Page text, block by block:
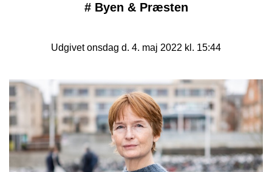
# Byen & Præsten
Udgivet onsdag d. 4. maj 2022 kl. 15:44